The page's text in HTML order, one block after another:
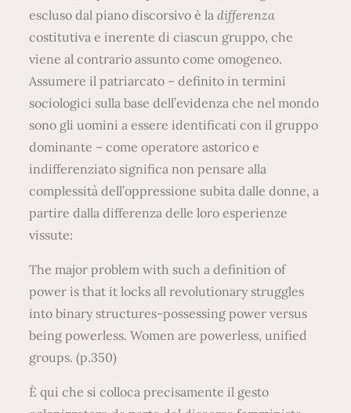
escluso dal piano discorsivo è ladifferenza
costitutiva e inerente di ciascun gruppo, che
viene al contrario assunto come omogeneo.
Assumere il patriarcato – definito in termini
sociologici sulla base dell’evidenza che nel mondo
sono gli uomini a essere identificati con il gruppo
dominante – come operatore astorico e
indifferenziato significa non pensare alla
complessità dell’oppressione subita dalle donne, a
partire dalla differenza delle loro esperienze
vissute:
The major problem with such a definition of
power is that it locks all revolutionary struggles
into binary structures-possessing power versus
being powerless. Women are powerless, unified
groups. (p.350)
È qui che si colloca precisamente il gesto